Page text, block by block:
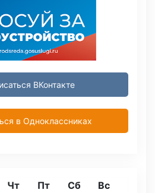
ВКонтакте
в Одноклассниках
Чт Пт Сб Вс